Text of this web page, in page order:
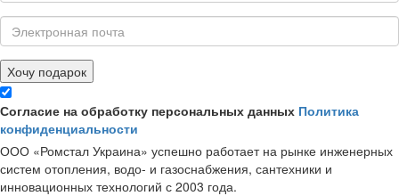
Хочу подарок
Согласие на обработку персональных данных Политика
конфиденциальности
ООО «Ромстал Украина» успешно работает на рынке инженерных
систем отопления, водо- и газоснабжения, сантехники и
инновационных технологий с 2003 года.